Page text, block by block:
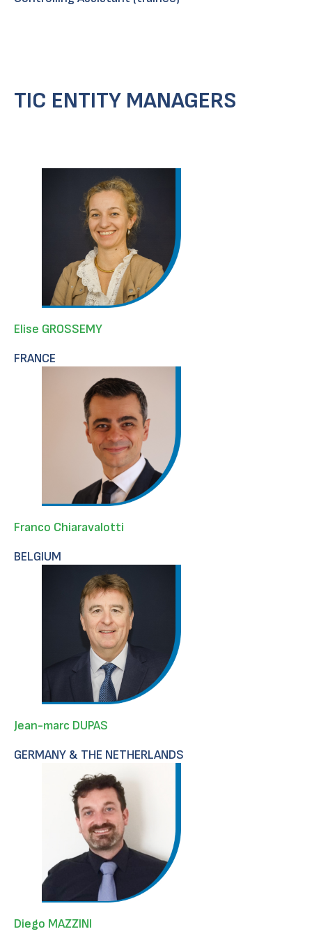
TIC ENTITY MANAGERS
Elise GROSSEMY
FRANCE
Franco Chiaravalotti
BELGIUM
Jean-marc DUPAS
GERMANY & THE NETHERLANDS
Diego MAZZINI